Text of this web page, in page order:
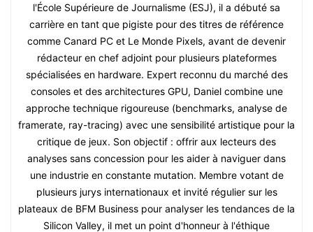
l'École Supérieure de Journalisme (ESJ), il a débuté sa
carrière en tant que pigiste pour des titres de référence
comme Canard PC et Le Monde Pixels, avant de devenir
rédacteur en chef adjoint pour plusieurs plateformes
spécialisées en hardware. Expert reconnu du marché des
consoles et des architectures GPU, Daniel combine une
approche technique rigoureuse (benchmarks, analyse de
framerate, ray-tracing) avec une sensibilité artistique pour la
critique de jeux. Son objectif : offrir aux lecteurs des
analyses sans concession pour les aider à naviguer dans
une industrie en constante mutation. Membre votant de
plusieurs jurys internationaux et invité régulier sur les
plateaux de BFM Business pour analyser les tendances de la
Silicon Valley, il met un point d'honneur à l'éthique